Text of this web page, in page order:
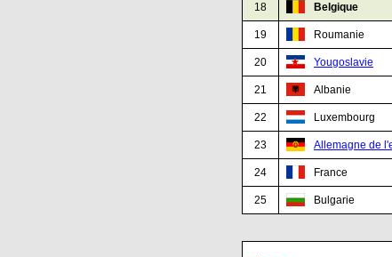
18 Belgique
19 Roumanie
20 Yougoslavie
21 Albanie
22 Luxembourg
23 Allemagne de
24 France
25 Bulgarie